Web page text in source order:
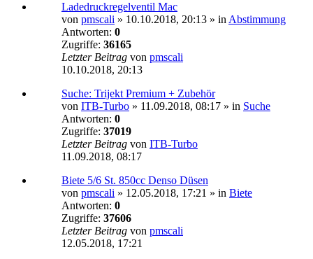
Ladedruckregelventil Mac
von pmscali » 10.10.2018, 20:13 » in Abstimmung
Antworten: 0
Zugriffe: 36165
Letzter Beitrag von pmscali
10.10.2018, 20:13
Suche: Trijekt Premium + Zubehör
von ITB-Turbo » 11.09.2018, 08:17 » in Suche
Antworten: 0
Zugriffe: 37019
Letzter Beitrag von ITB-Turbo
11.09.2018, 08:17
Biete 5/6 St. 850cc Denso Düsen
von pmscali » 12.05.2018, 17:21 » in Biete
Antworten: 0
Zugriffe: 37606
Letzter Beitrag von pmscali
12.05.2018, 17:21